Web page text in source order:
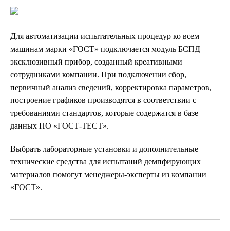
Для автоматизации испытательных процедур ко всем
машинам марки «ГОСТ» подключается модуль БСПД –
эксклюзивный прибор, созданный креативными
сотрудниками компании. При подключении сбор,
первичный анализ сведений, корректировка параметров,
построение графиков производятся в соответствии с
требованиями стандартов, которые содержатся в базе
данных ПО «ГОСТ-ТЕСТ».
Выбрать лабораторные установки и дополнительные
технические средства для испытаний демпфирующих
материалов помогут менеджеры-эксперты из компании
«ГОСТ».